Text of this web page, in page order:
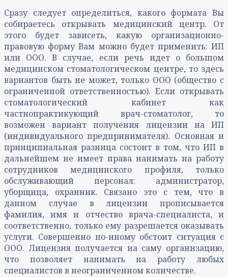
Сразу следует определиться, какого формата Вы
собираетесь открывать медицинский центр. От
этого будет зависеть, какую организационно-
правовую форму Вам можно будет применить: ИП
или ООО. В случае, если речь идет о большом
медицинском стоматологическом центре, то здесь
вариантов быть не может, только ООО (общество с
ограниченной ответственностью). Если открывать
стоматологический кабинет как
частнопрактикующий врач-стоматолог, то
возможен вариант получения лицензии на ИП
(индивидуального предпринимателя). Основная и
принципиальная разница состоит в том, что ИП в
дальнейшем не имеет права нанимать на работу
сотрудников медицинского профиля, только
обслуживающий персонал: администратор,
уборщица, охранник. Связано это с тем, что в
данном случае в лицензии прописывается
фамилия, имя и отчество врача-специалиста, и
соответственно, только ему разрешается оказывать
услуги. Совершенно по-иному обстоит ситуация с
ООО. Лицензия получается на саму организацию,
что позволяет нанимать на работу любых
специалистов в неограниченном количестве.